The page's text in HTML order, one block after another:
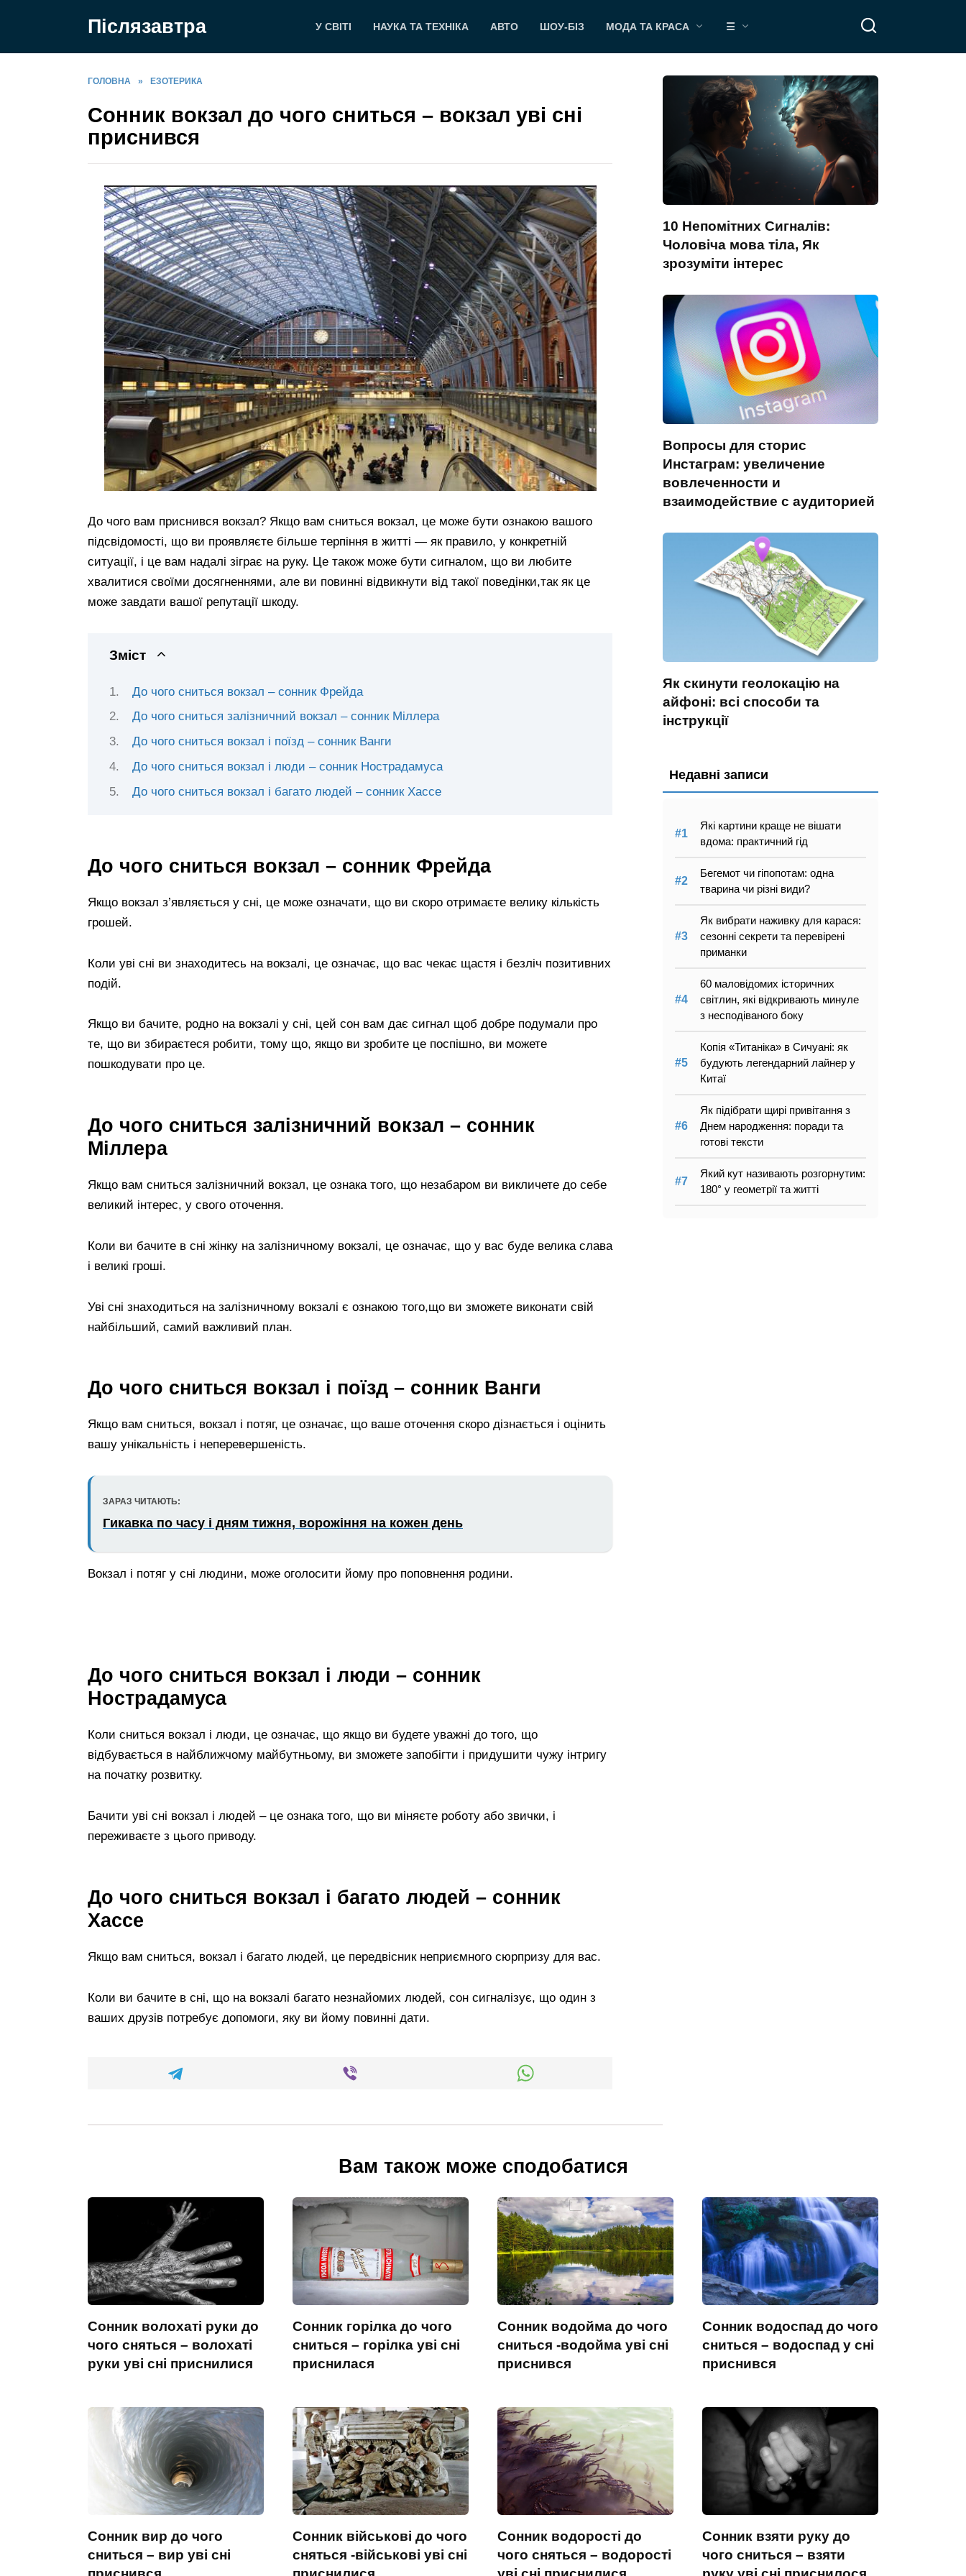
Післязавтра У СВІТІ НАУКА ТА ТЕХНІКА АВТО ШОУ-БІЗ МОДА ТА КРАСА ☰
ГОЛОВНА » ЕЗОТЕРИКА
Сонник вокзал до чого сниться – вокзал уві сні
приснився
До чого вам приснився вокзал? Якщо вам сниться вокзал, це може бути ознакою вашого
підсвідомості, що ви проявляєте більше терпіння в житті — як правило, у конкретній
ситуації, і це вам надалі зіграє на руку. Це також може бути сигналом, що ви любите
хвалитися своїми досягненнями, але ви повинні відвикнути від такої поведінки,так як це
може завдати вашої репутації шкоду.
Зміст
До чого сниться вокзал – сонник Фрейда
До чого сниться залізничний вокзал – сонник Міллера
До чого сниться вокзал і поїзд – сонник Ванги
До чого сниться вокзал і люди – сонник Нострадамуса
До чого сниться вокзал і багато людей – сонник Хассе
До чого сниться вокзал – сонник Фрейда
Якщо вокзал з’являється у сні, це може означати, що ви скоро отримаєте велику кількість
грошей.
Коли уві сні ви знаходитесь на вокзалі, це означає, що вас чекає щастя і безліч позитивних
подій.
Якщо ви бачите, родно на вокзалі у сні, цей сон вам дає сигнал щоб добре подумали про
те, що ви збираєтеся робити, тому що, якщо ви зробите це поспішно, ви можете
пошкодувати про це.
До чого сниться залізничний вокзал – сонник
Міллера
Якщо вам сниться залізничний вокзал, це ознака того, що незабаром ви викличете до себе
великий інтерес, у свого оточення.
Коли ви бачите в сні жінку на залізничному вокзалі, це означає, що у вас буде велика слава
і великі гроші.
Уві сні знаходиться на залізничному вокзалі є ознакою того,що ви зможете виконати свій
найбільший, самий важливий план.
До чого сниться вокзал і поїзд – сонник Ванги
Якщо вам сниться, вокзал і потяг, це означає, що ваше оточення скоро дізнається і оцінить
вашу унікальність і неперевершеність.
ЗАРАЗ ЧИТАЮТЬ:
Гикавка по часу і дням тижня, ворожіння на кожен день
Вокзал і потяг у сні людини, може оголосити йому про поповнення родини.
До чого сниться вокзал і люди – сонник
Нострадамуса
Коли сниться вокзал і люди, це означає, що якщо ви будете уважні до того, що
відбувається в найближчому майбутньому, ви зможете запобігти і придушити чужу інтригу
на початку розвитку.
Бачити уві сні вокзал і людей – це ознака того, що ви міняєте роботу або звички, і
переживаєте з цього приводу.
До чого сниться вокзал і багато людей – сонник
Хассе
Якщо вам сниться, вокзал і багато людей, це передвісник неприємного сюрпризу для вас.
Коли ви бачите в сні, що на вокзалі багато незнайомих людей, сон сигналізує, що один з
ваших друзів потребує допомоги, яку ви йому повинні дати.
10 Непомітних Сигналів:
Чоловіча мова тіла, Як
зрозуміти інтерес
Вопросы для сторис
Инстаграм: увеличение
вовлеченности и
взаимодействие с аудиторией
Як скинути геолокацію на
айфоні: всі способи та
інструкції
Недавні записи
Які картини краще не вішати
вдома: практичний гід
Бегемот чи гіпопотам: одна
тварина чи різні види?
Як вибрати наживку для карася:
сезонні секрети та перевірені
приманки
60 маловідомих історичних
світлин, які відкривають минуле
з несподіваного боку
Копія «Титаніка» в Сичуані: як
будують легендарний лайнер у
Китаї
Як підібрати щирі привітання з
Днем народження: поради та
готові тексти
Який кут називають розгорнутим:
180° у геометрії та житті
Вам також може сподобатися
Сонник волохаті руки до
чого сняться – волохаті
руки уві сні приснилися
Сонник горілка до чого
сниться – горілка уві сні
приснилася
Сонник водойма до чого
сниться -водойма уві сні
приснився
Сонник водоспад до чого
сниться – водоспад у сні
приснився
Сонник вир до чого
сниться – вир уві сні
Сонник військові до чого
сняться -військові уві сні
Сонник водорості до
чого сняться – водорості
Сонник взяти руку до
чого сниться – взяти